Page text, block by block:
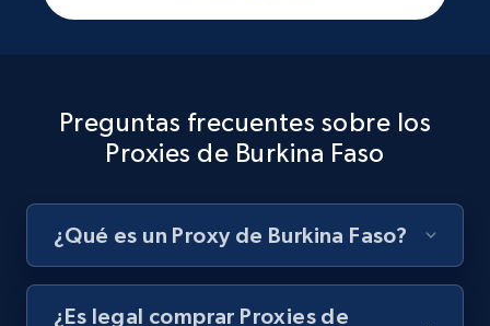
Preguntas frecuentes sobre los
Proxies de Burkina Faso
¿Qué es un Proxy de Burkina Faso?
¿Es legal comprar Proxies de